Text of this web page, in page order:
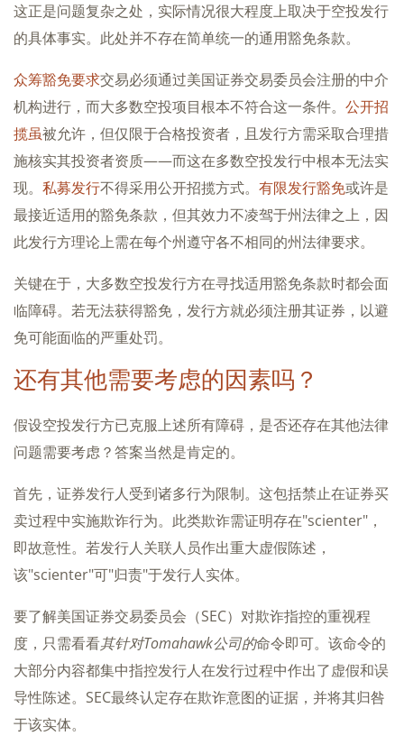
这正是问题复杂之处，实际情况很大程度上取决于空投发行
的具体事实。此处并不存在简单统一的通用豁免条款。
众筹豁免要求交易必须通过美国证券交易委员会注册的中介
机构进行，而大多数空投项目根本不符合这一条件。 公开招
揽虽被允许，但仅限于合格投资者，且发行方需采取合理措
施核实其投资者资质——而这在多数空投发行中根本无法实
现。 私募发行不得采用公开招揽方式。 有限发行豁免或许是
最接近适用的豁免条款，但其效力不凌驾于州法律之上，因
此发行方理论上需在每个州遵守各不相同的州法律要求。
关键在于，大多数空投发行方在寻找适用豁免条款时都会面
临障碍。若无法获得豁免，发行方就必须注册其证券，以避
免可能面临的严重处罚。
还有其他需要考虑的因素吗？
假设空投发行方已克服上述所有障碍，是否还存在其他法律
问题需要考虑？答案当然是肯定的。
首先，证券发行人受到诸多行为限制。这包括禁止在证券买
卖过程中实施欺诈行为。此类欺诈需证明存在"scienter"，
即故意性。若发行人关联人员作出重大虚假陈述，
该"scienter"可"归责"于发行人实体。
要了解美国证券交易委员会（SEC）对欺诈指控的重视程
度，只需看看其针对Tomahawk公司的命令即可。该命令的
大部分内容都集中指控发行人在发行过程中作出了虚假和误
导性陈述。SEC最终认定存在欺诈意图的证据，并将其归咎
于该实体。